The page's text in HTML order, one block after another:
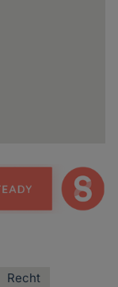
Recht